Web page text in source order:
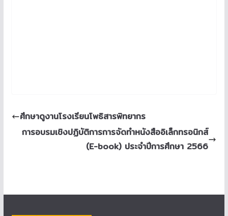
ศึกษาดูงานโรงเรียนโพธิสารพิทยากร
การอบรมเชิงปฏิบัติการการจัดทำหนังสืออิเล็กทรอนิกส์
(E-book) ประจำปีการศึกษา 2566